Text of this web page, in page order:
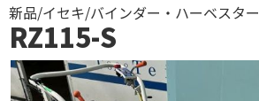
新品/イセキ/バインダー・ハーベスター
RZ115-S